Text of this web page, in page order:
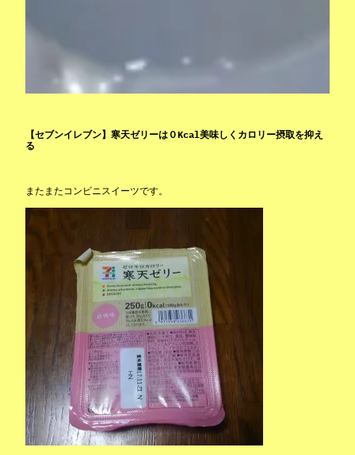
【セブンイレブン】寒天ゼリーは０Kcal美味しくカロリー摂取を抑え
る
またまたコンビニスイーツです。